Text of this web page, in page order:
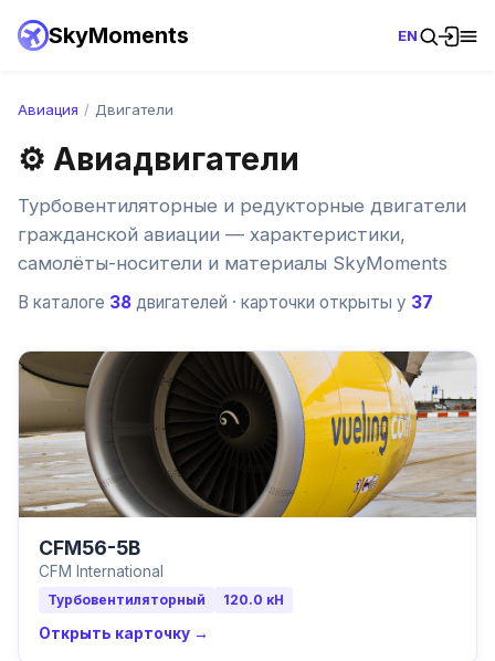
SkyMoments EN
Авиация / Двигатели
⚙️ Авиадвигатели
Турбовентиляторные и редукторные двигатели
гражданской авиации — характеристики,
самолёты-носители и материалы SkyMoments
В каталоге 38 двигателей · карточки открыты у 37
CFM56-5B
CFM International
Турбовентиляторный 120.0 кН
Открыть карточку →